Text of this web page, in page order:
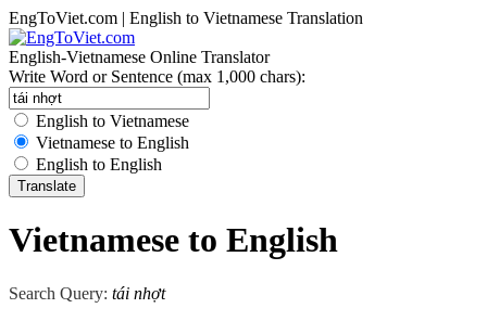
EngToViet.com | English to Vietnamese Translation
English-Vietnamese Online Translator
Write Word or Sentence (max 1,000 chars):
English to Vietnamese
Vietnamese to English
English to English
Vietnamese to English
Search Query: tái nhợt